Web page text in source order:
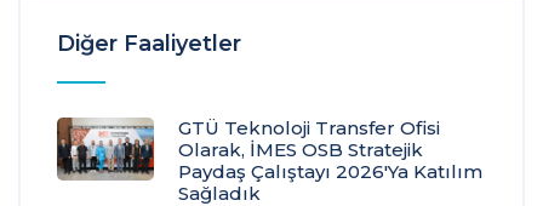
Diğer Faaliyetler
GTÜ Teknoloji Transfer Ofisi
Olarak, İMES OSB Stratejik
Paydaş Çalıştayı 2026'ya Katılım
Sağladık